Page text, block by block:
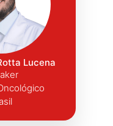
Lucena